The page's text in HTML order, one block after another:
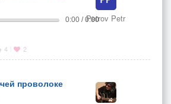
Petrov Petr
0:00 / 0:00
4 2
проволоке